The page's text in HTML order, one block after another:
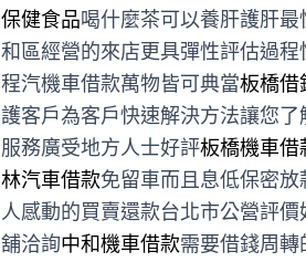
保健食品喝什麼茶可以養肝護肝
和區經營的來店更具彈性評估過程
程汽機車借款萬物皆可典當板橋借
護客戶為客戶快速解決方法讓您
服務廣受地方人士好評板橋機車借
林汽車借款免留車而且息低保密
人感動的買賣還款台北市公營評價
舖洽詢中和機車借款需要借錢周